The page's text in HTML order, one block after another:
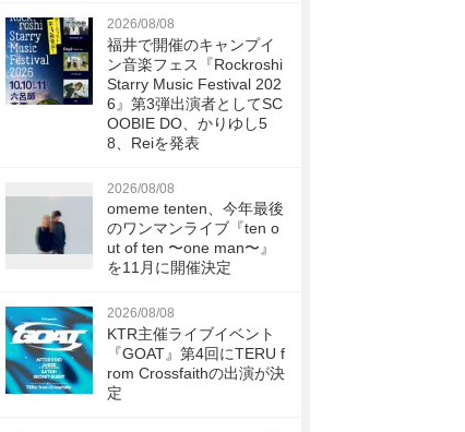
2026/08/08
福井で開催のキャンプイ
ン音楽フェス『Rockroshi
Starry Music Festival 202
6』第3弾出演者としてSC
OOBIE DO、かりゆし5
8、Reiを発表
2026/08/08
omeme tenten、今年最後
のワンマンライブ『ten o
ut of ten 〜one man〜』
を11月に開催決定
2026/08/08
KTR主催ライブイベント
『GOAT』第4回にTERU f
rom Crossfaithの出演が決
定